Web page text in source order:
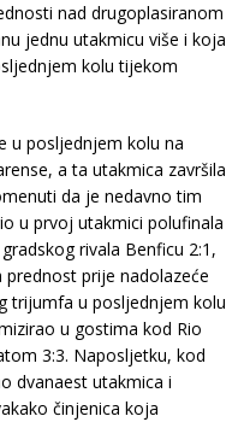
nad drugoplasiranom
jednu utakmicu više i koja
kolu tijekom
u posljednjem kolu na
a ta utakmica završila
da je nedavno tim
u prvoj utakmici polufinala
rivala Benficu 2:1,
prije nadolazeće
trijumfa u posljednjem kolu
u gostima kod Rio
3:3. Naposljetku, kod
dvanaest utakmica i
činjenica koja